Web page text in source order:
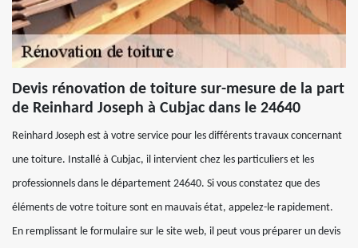
Devis rénovation de toiture sur-mesure de la part
de Reinhard Joseph à Cubjac dans le 24640
Reinhard Joseph est à votre service pour les différents travaux concernant
une toiture. Installé à Cubjac, il intervient chez les particuliers et les
professionnels dans le département 24640. Si vous constatez que des
éléments de votre toiture sont en mauvais état, appelez-le rapidement.
En remplissant le formulaire sur le site web, il peut vous préparer un devis